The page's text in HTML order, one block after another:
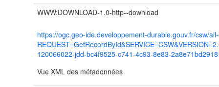
WWW:DOWNLOAD-1.0-http--download
https://ogc.geo-ide.developpement-durable.gouv.fr/csw/
120066022-jdd-bc4f9525-c741-4c93-8e83-2a8e71bd2918
Vue XML des métadonnées